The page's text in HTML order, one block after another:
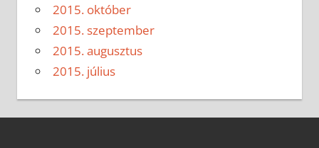
2015. október
2015. szeptember
2015. augusztus
2015. július